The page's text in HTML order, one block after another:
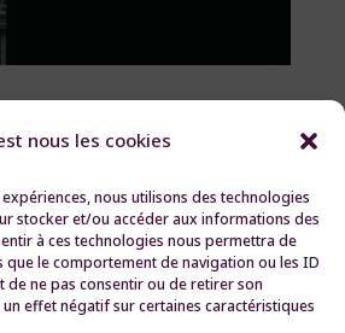
nous les cookies
nous utilisons des technologies
stocker et/ou accéder aux informations des
à ces technologies nous permettra de
que le comportement de navigation ou les ID
de ne pas consentir ou de retirer son
effet négatif sur certaines caractéristiques
| Nov 15, 2022|Sortir à Londres
secrètes de Londres
de la National Gallery, déjà
Museum ? Voyages à
sa sélection de petites
secrètes pour découvrir